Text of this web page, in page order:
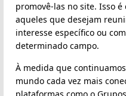
promovê-las no site. Isso
aqueles que desejam
interesse específico ou
determinado campo.
À medida que
mundo cada vez mais